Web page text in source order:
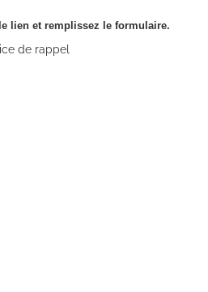
lien et remplissez le formulaire.
de rappel